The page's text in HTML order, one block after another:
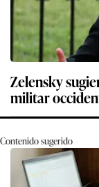
Zelensky
militar
Contenido sugerido